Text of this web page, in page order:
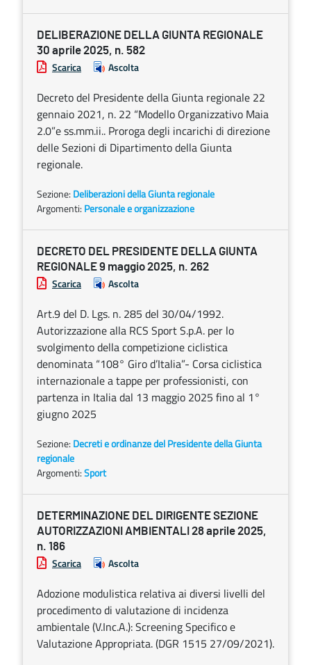
DELIBERAZIONE DELLA GIUNTA REGIONALE
30 aprile 2025, n. 582
Scarica Ascolta
Decreto del Presidente della Giunta regionale 22
gennaio 2021, n. 22 “Modello Organizzativo Maia
2.0”e ss.mm.ii.. Proroga degli incarichi di direzione
delle Sezioni di Dipartimento della Giunta
regionale.
Sezione: Deliberazioni della Giunta regionale
Argomenti: Personale e organizzazione
DECRETO DEL PRESIDENTE DELLA GIUNTA
REGIONALE 9 maggio 2025, n. 262
Scarica Ascolta
Art.9 del D. Lgs. n. 285 del 30/04/1992.
Autorizzazione alla RCS Sport S.p.A. per lo
svolgimento della competizione ciclistica
denominata “108° Giro d’Italia”- Corsa ciclistica
internazionale a tappe per professionisti, con
partenza in Italia dal 13 maggio 2025 fino al 1°
giugno 2025
Sezione: Decreti e ordinanze del Presidente della Giunta
regionale
Argomenti:Sport
DETERMINAZIONE DEL DIRIGENTE SEZIONE
AUTORIZZAZIONI AMBIENTALI 28 aprile 2025,
n. 186
Scarica Ascolta
Adozione modulistica relativa ai diversi livelli del
procedimento di valutazione di incidenza
ambientale (V.Inc.A.): Screening Specifico e
Valutazione Appropriata. (DGR 1515 27/09/2021).